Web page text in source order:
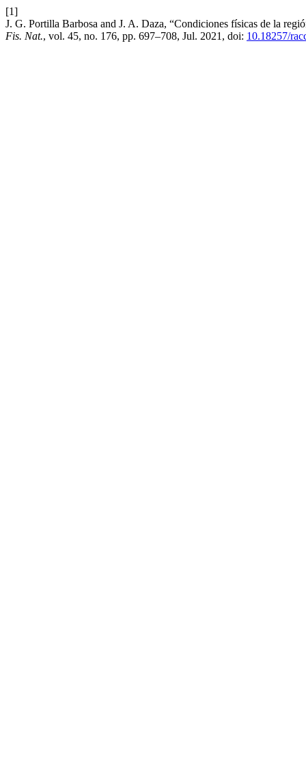
[1]
J. G. Portilla Barbosa and J. A. Daza, “Condiciones físicas de la
Fis. Nat., vol. 45, no. 176, pp. 697–708, Jul. 2021, doi: 10.18257/